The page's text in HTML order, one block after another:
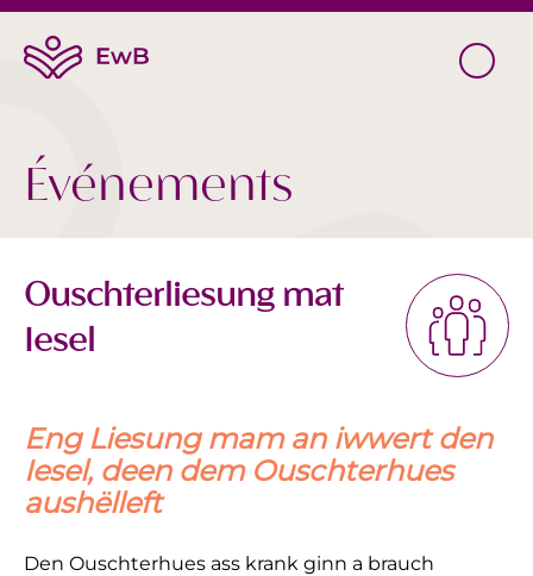
Événements
Ouschterliesung mat
Iesel
Eng Liesung mam an iwwert den
Iesel, deen dem Ouschterhues
aushëlleft
Den Ouschterhues ass krank ginn a brauch